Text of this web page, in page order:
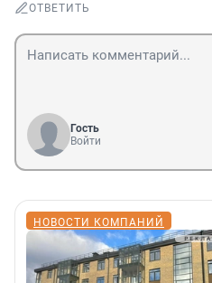
ОТВЕТИТЬ
Гость
Войти
НОВОСТИ КОМПАНИЙ